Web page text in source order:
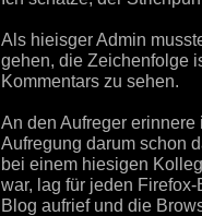
Als hieisger Admin
gehen, die Zeichenfolge
Kommentars zu sehen.
An den Aufreger
Aufregung darum schon
bei einem hiesigen
war, lag für jeden
Blog aufrief und die